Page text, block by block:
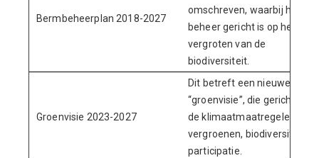
Bermbeheerplan 2018-2027
omschreven, waarbij het
beheer gericht is op het
vergroten van de
biodiversiteit.
Groenvisie 2023-2027
Dit betreft een nieuwe
“groenvisie”, die gericht is op
de klimaatmaatregelen,
vergroenen, biodiversiteit en
participatie.